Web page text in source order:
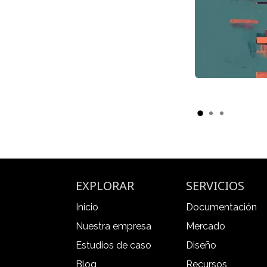
EXPLORAR
Inicio
Nuestra empresa
Estudios de caso
Blog
SERVICIOS
Documentación
Mercado
Diseño
Recursos